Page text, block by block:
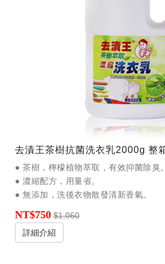
● 茶樹，檸檬植物萃取，有效抑菌除臭。
● 濃縮配方，用量省。
● 無添加，洗後衣物散發清新香氣。
NT$750 $1,060
詳細介紹